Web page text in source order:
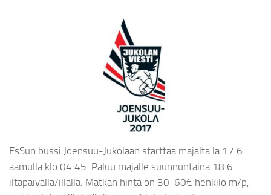
EsSun bussi Joensuu-Jukolaan starttaa majalta la 17.6.
aamulla klo 04:45. Paluu majalle suunnuntaina 18.6.
iltapäivällä/illalla. Matkan hinta on 30-60€ henkilö m/p,